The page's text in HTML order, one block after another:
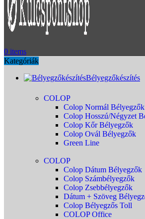
0 items
Kategóriák
Bélyegzőkészítés
COLOP
Colop Normál Bélyegzők
Colop Hosszú/Négyzet
Colop Kőr Bélyegzők
Colop Ovál Bélyegzők
Green Line
COLOP
Colop Dátum Bélyegzők
Colop Számbélyegzők
Colop Zsebbélyegzők
Dátum + Szöveg
Colop Bélyegzős Toll
COLOP Office